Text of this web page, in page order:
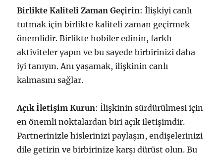
Birlikte Kaliteli Zaman Geçirin: İlişkiyi canlı
tutmak için birlikte kaliteli zaman geçirmek
önemlidir. Birlikte hobiler edinin, farklı
aktiviteler yapın ve bu sayede birbirinizi daha
iyi tanıyın. Anı yaşamak, ilişkinin canlı
kalmasını sağlar.
Açık İletişim Kurun: İlişkinin sürdürülmesi için
en önemli noktalardan biri açık iletişimdir.
Partnerinizle hislerinizi paylaşın, endişelerinizi
dile getirin ve birbirinize karşı dürüst olun. Bu